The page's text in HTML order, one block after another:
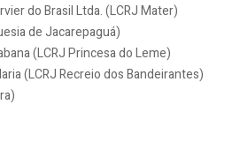
do Brasil Ltda. (LCRJ Mater)
de Jacarepaguá)
(LCRJ Princesa do Leme)
(LCRJ Recreio dos Bandeirantes)